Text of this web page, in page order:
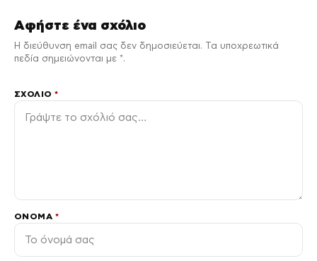
Αφήστε ένα σχόλιο
Η διεύθυνση email σας δεν δημοσιεύεται. Τα υποχρεωτικά
πεδία σημειώνονται με *.
ΣΧΌΛΙΟ*
ΌΝΟΜΑ *